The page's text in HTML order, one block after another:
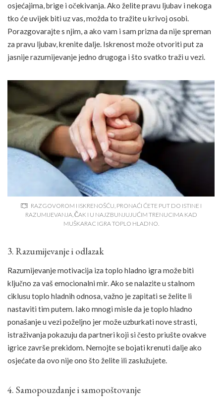
osjećajima, brige i očekivanja. Ako želite pravu ljubav i nekoga
tko će uvijek biti uz vas, možda to tražite u krivoj osobi.
Porazgovarajte s njim, a ako vam i sam prizna da nije spreman
za pravu ljubav, krenite dalje. Iskrenost može otvoriti put za
jasnije razumijevanje jedno drugoga i što svatko traži u vezi.
RAZGOVOROM I ISKRENOŠĆU, PRONAĆI ĆETE PUT DO ISTINE I
RAZUMIJEVANJA, ČAK I U NAJZBUNJUJUĆIM TRENUCIMA KAD
MUŠKARAC IGRA TOPLO HLADNO.
3. Razumijevanje i odlazak
Razumijevanje motivacija iza toplo hladno igra može biti
ključno za vaš emocionalni mir. Ako se nalazite u stalnom
ciklusu toplo hladnih odnosa, važno je zapitati se želite li
nastaviti tim putem. Iako mnogi misle da je toplo hladno
ponašanje u vezi poželjno jer može uzburkati nove strasti,
istraživanja pokazuju da partneri koji si često priušte ovakve
igrice završe prekidom. Nemojte se bojati krenuti dalje ako
osjećate da ovo nije ono što želite ili zaslužujete.
4. Samopouzdanje i samopoštovanje